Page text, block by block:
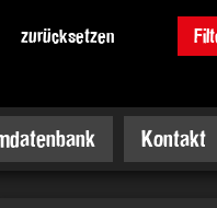
zurücksetzen
Kontakt